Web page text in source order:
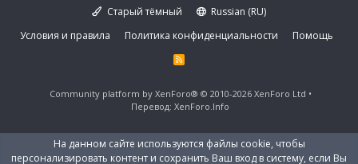
Старый тёмный
Russian (RU)
Условия и правила
Политика конфиденциальности Помощь
R
S
Community platform by XenForo® © 2010-2026 XenForo Ltd
Перевод: XenForo.Info